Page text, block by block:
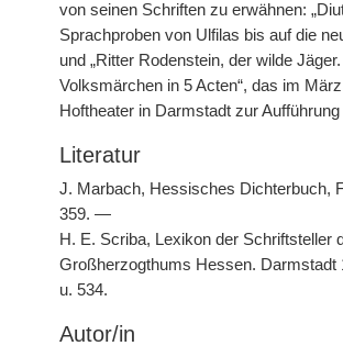
von seinen Schriften zu erwähnen:
Sprachproben von Ulfilas bis auf die
und „Ritter Rodenstein, der wilde
Volksmärchen in 5 Acten“, das im
Hoftheater in Darmstadt zur
Literatur
J. Marbach, Hessisches Dichterbuch,
359. —
H. E. Scriba, Lexikon der Schriftsteller
Großherzogthums Hessen.
u. 534.
Autor/in